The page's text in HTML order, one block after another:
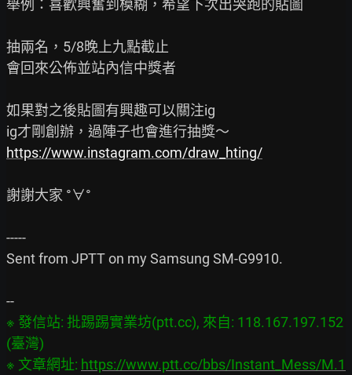
舉例：喜歡興奮到模糊，希望下次出哭跑的貼圖
抽兩名，5/8晚上九點截止
會回來公佈並站內信中獎者
如果對之後貼圖有興趣可以關注ig
https://www.instagram.com/draw_hting/
謝謝大家 °∀°
-----
Sent from JPTT on my Samsung SM-G9910.
※ 發信站: 批踢踢實業坊(ptt.cc), 來自: 118.167.197.152
(臺灣)
※ 文章網址: https://www.ptt.cc/bbs/Instant_Mess/M.1